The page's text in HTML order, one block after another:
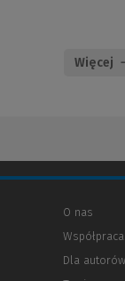
Więcej
O nas
Współpraca
Dla autorów